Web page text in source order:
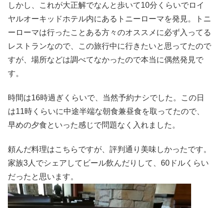
しかし、これが大正解でなんと歩いて10分くらいでロイ
ヤルオーキッドホテル内にあるトニーローマを発見。トニ
ーローマは行ったことある方々のオススメに必ず入ってる
レストランなので、この旅行中に行きたいと思ってたので
すが、場所などは調べてなかったので本当に偶然発見で
す。
時間は16時過ぎくらいで、当然予約ナシでした。この日
は11時くらいに中途半端な朝食兼昼食を取ってたので、
早めの夕食といった感じで問題なく入れました。
頼んだ料理はこちらですが、評判通り美味しかったです。
家族3人でシェアしてビール飲んだりして、60ドルくらい
だったと思います。